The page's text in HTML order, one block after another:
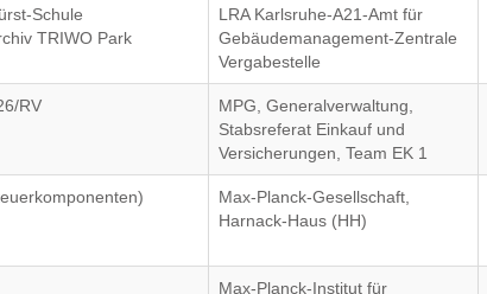
Schule
TRIWO Park
LRA Karlsruhe-A21-Amt für
Gebäudemanagement-Zentrale
Vergabestelle
RV
MPG, Generalverwaltung,
Stabsreferat Einkauf und
Versicherungen, Team EK 1
Max-Planck-Gesellschaft,
Harnack-Haus (HH)
Max-Planck-Institut für